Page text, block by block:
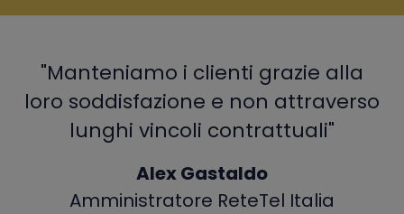
"Manteniamo i clienti grazie alla
loro soddisfazione e non attraverso
lunghi vincoli contrattuali"
Alex Gastaldo
Amministratore ReteTel Italia